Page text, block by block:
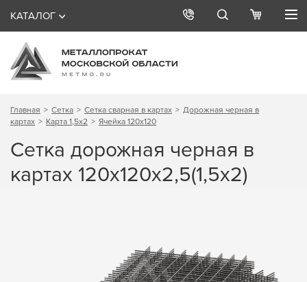
КАТАЛОГ
Главная Сетка Сетка сварная в картах
Дорожная черная в
картах
Карта 1,5х2 Ячейка 120х120
Сетка дорожная черная в
картах 120х120х2,5(1,5х2)